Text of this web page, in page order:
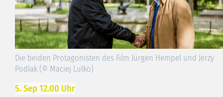
Die beiden Protagonisten des Film Jürgen Hempel und Jerzy
Podlak (© Maciej Lulko)
5. Sep 12.00 Uhr